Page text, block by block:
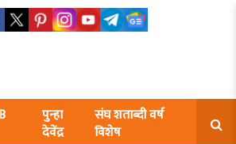
पुन्हा
देवेंद्र
संघ शताब्दी वर्ष
विशेष